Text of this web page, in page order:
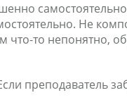
Не
что-то непонятно,
преподаватель